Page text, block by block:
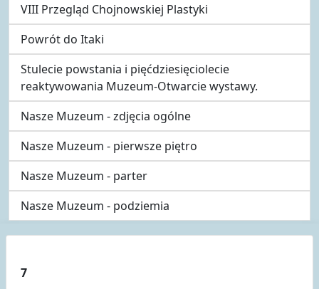
VIII Przegląd Chojnowskiej Plastyki
Powrót do Itaki
Stulecie powstania i pięćdziesięciolecie
reaktywowania Muzeum-Otwarcie wystawy.
Nasze Muzeum - zdjęcia ogólne
Nasze Muzeum - pierwsze piętro
Nasze Muzeum - parter
Nasze Muzeum - podziemia
7